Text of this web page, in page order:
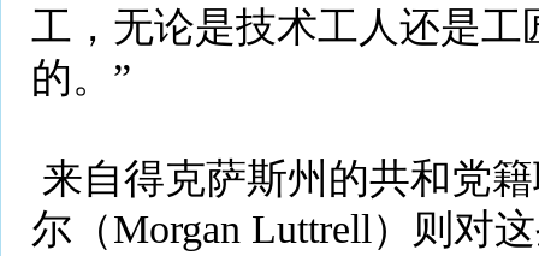
工，无论是技术工人还是
的。”
来自得克萨斯州的共和党
尔（Morgan Luttrell）则对